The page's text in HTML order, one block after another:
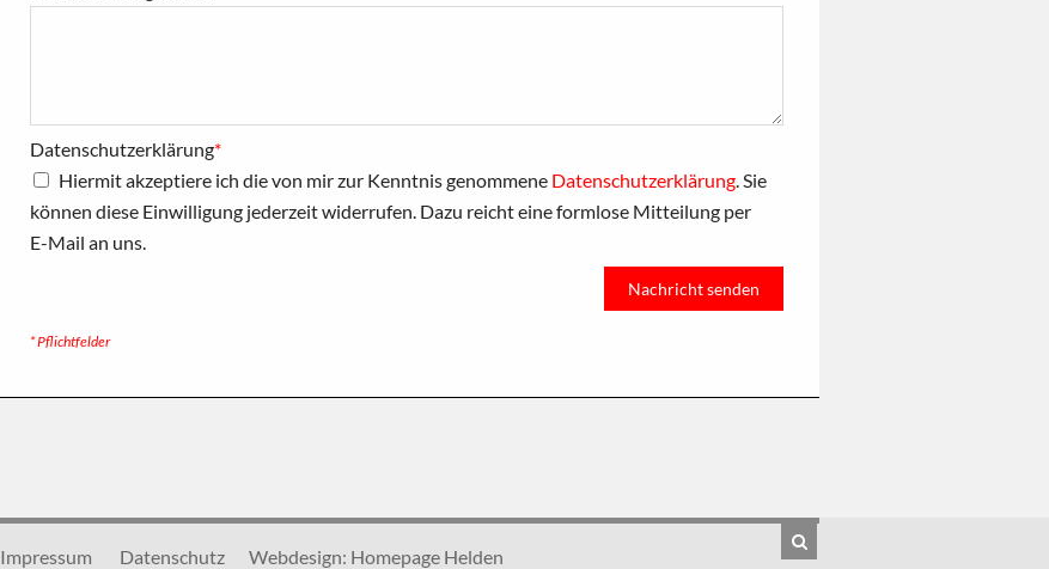
Datenschutzerklärung*
Hiermit akzeptiere ich die von mir zur Kenntnis genommene Datenschutzerklärung. Sie
können diese Einwilligung jederzeit widerrufen. Dazu reicht eine formlose Mitteilung per
E-Mail an uns.
* Pflichtfelder
Impressum Datenschutz Webdesign: Homepage Helden